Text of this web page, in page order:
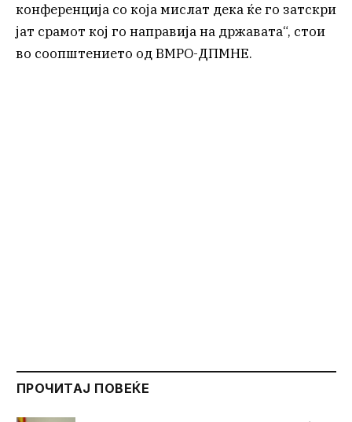
конференција со која мислат дека ќе го затскри
јат срамот кој го направија на државата“, стои
во соопштението од ВМРО-ДПМНЕ.
ПРОЧИТАЈ ПОВЕЌЕ